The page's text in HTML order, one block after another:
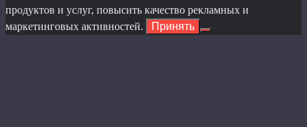
продуктов и услуг, повысить качество рекламных и
маркетинговых активностей.
Принять